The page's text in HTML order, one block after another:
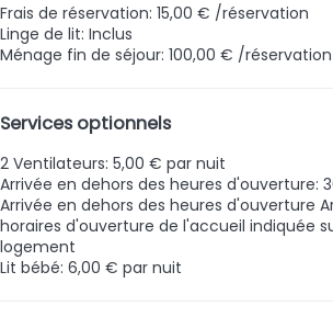
Frais de réservation: 15,00 € /réservation
Linge de lit: Inclus
Ménage fin de séjour: 100,00 € /réservation
Services optionnels
2 Ventilateurs: 5,00 € par nuit
Arrivée en dehors des heures d'ouverture:
Arrivée en dehors des heures d'ouverture
horaires d'ouverture de l'accueil indiquée
logement
Lit bébé: 6,00 € par nuit